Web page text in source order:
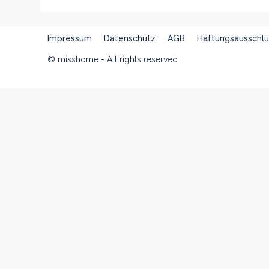
Impressum Datenschutz AGB
© misshome - All rights reserved